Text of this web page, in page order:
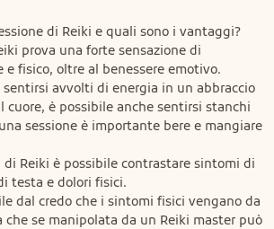
di Reiki e quali sono i vantaggi?
prova una forte sensazione di
e fisico, oltre al benessere emotivo.
avvolti di energia in un abbraccio
cuore, è possibile anche sentirsi stanchi
sessione è importante bere e mangiare
di Reiki è possibile contrastare sintomi di
testa e dolori fisici.
dal credo che i sintomi fisici vengano da
se manipolata da un Reiki master può